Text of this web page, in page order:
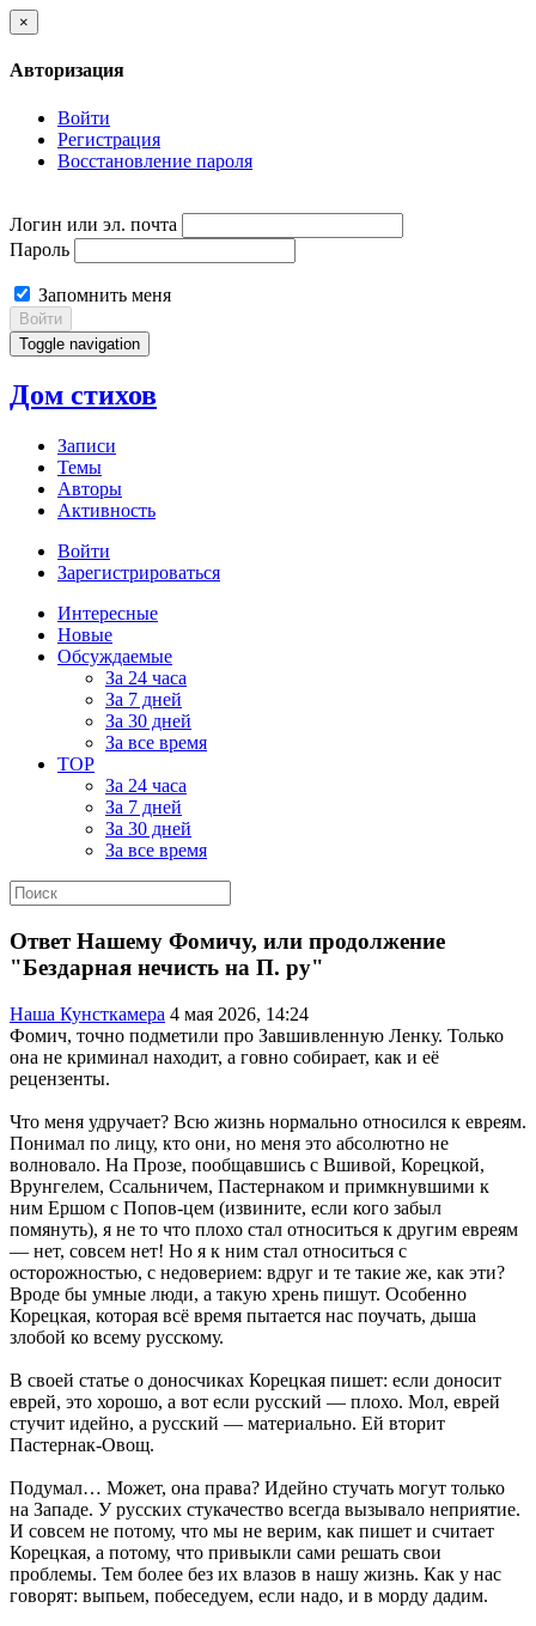
×
Авторизация
Войти
Регистрация
Восстановление пароля
Логин или эл. почта
Пароль
Запомнить меня
Войти
Toggle navigation
Дом стихов
Записи
Темы
Авторы
Активность
Войти
Зарегистрироваться
Интересные
Новые
Обсуждаемые
За 24 часа
За 7 дней
За 30 дней
За все время
TOP
За 24 часа
За 7 дней
За 30 дней
За все время
Ответ Нашему Фомичу, или продолжение
"Бездарная нечисть на П. ру"
Наша Кунсткамера 4 мая 2026, 14:24
Фомич, точно подметили про Завшивленную Ленку. Только
она не криминал находит, а говно собирает, как и её
рецензенты.
Что меня удручает? Всю жизнь нормально относился к евреям.
Понимал по лицу, кто они, но меня это абсолютно не
волновало. На Прозе, пообщавшись с Вшивой, Корецкой,
Врунгелем, Ссальничем, Пастернаком и примкнувшими к
ним Ершом с Попов-цем (извините, если кого забыл
помянуть), я не то что плохо стал относиться к другим евреям
— нет, совсем нет! Но я к ним стал относиться с
осторожностью, с недоверием: вдруг и те такие же, как эти?
Вроде бы умные люди, а такую хрень пишут. Особенно
Корецкая, которая всё время пытается нас поучать, дыша
злобой ко всему русскому.
В своей статье о доносчиках Корецкая пишет: если доносит
еврей, это хорошо, а вот если русский — плохо. Мол, еврей
стучит идейно, а русский — материально. Ей вторит
Пастернак-Овощ.
Подумал… Может, она права? Идейно стучать могут только
на Западе. У русских стукачество всегда вызывало неприятие.
И совсем не потому, что мы не верим, как пишет и считает
Корецкая, а потому, что привыкли сами решать свои
проблемы. Тем более без их влазов в нашу жизнь. Как у нас
говорят: выпьем, побеседуем, если надо, и в морду дадим.